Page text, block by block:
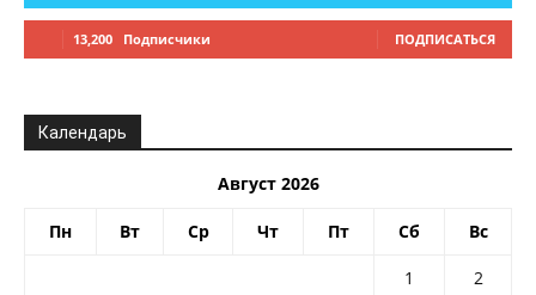
13,200 Подписчики ПОДПИСАТЬСЯ
Календарь
Август 2026
Пн Вт Ср Чт Пт Сб Вс
1
2